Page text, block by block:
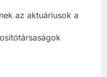
az aktuáriusok a